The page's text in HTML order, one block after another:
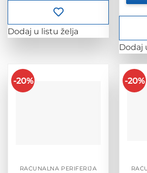
Dodaj u listu želja
Dodaj
-20%
RAČUNALNA PERIFERIJA
-20%